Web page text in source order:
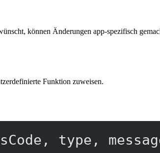
können Änderungen app-spezifisch
Funktion zuweisen.
, type ,